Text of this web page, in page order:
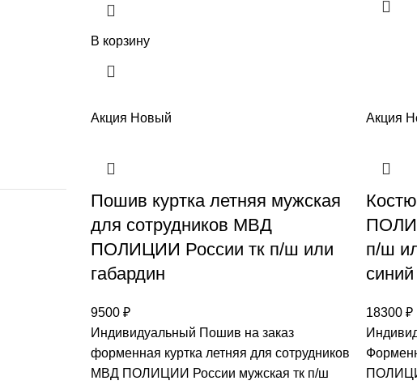
В корзину
Акция Новый
Пошив куртка летняя мужская
для сотрудников МВД
ПОЛИЦИИ России тк п/ш или
габардин
9500 ₽
Индивидуальный Пошив на заказ
форменная куртка летняя для сотрудников
МВД ПОЛИЦИИ России мужская тк п/ш
Акция
п/ш
синий
18300 ₽